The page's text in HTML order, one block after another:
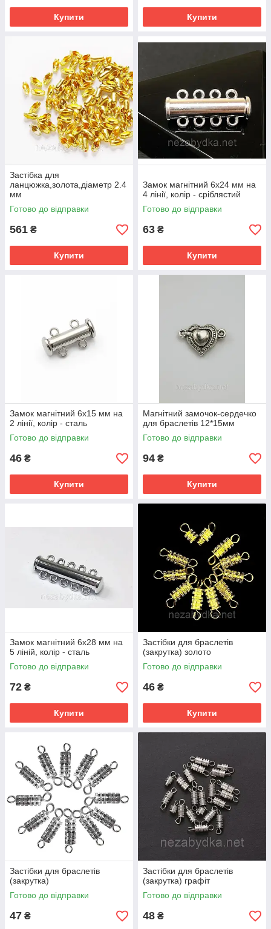
Купити Купити
Застібка для
ланцюжка,золота,діаметр 2.4
мм
Готово до відправки
561 ₴
Купити
Замок магнітний 6х24 мм на
4 лінії, колір - сріблястий
Готово до відправки
63 ₴
Купити
Замок магнітний 6х15 мм на
2 лінії, колір - сталь
Готово до відправки
46 ₴
Купити
Магнітний замочок-сердечко
для браслетів 12*15мм
Готово до відправки
94 ₴
Купити
Замок магнітний 6х28 мм на
5 ліній, колір - сталь
Готово до відправки
72 ₴
Купити
Застібки для браслетів
(закрутка) золото
Готово до відправки
46 ₴
Купити
Застібки для браслетів
(закрутка)
Готово до відправки
47 ₴
Застібки для браслетів
(закрутка) графіт
Готово до відправки
48 ₴